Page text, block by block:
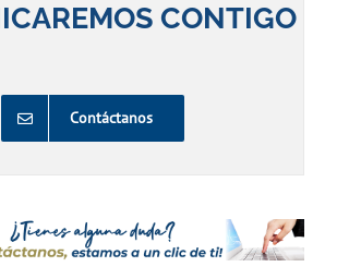
CONTIGO
Contáctanos